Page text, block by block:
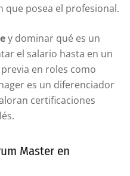
que posea el profesional.
y dominar qué es un
el salario hasta en un
en roles como
es un diferenciador
certificaciones
Master en